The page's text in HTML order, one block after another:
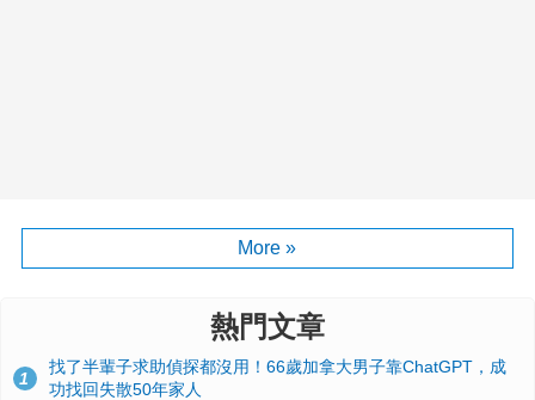
More »
熱門文章
1
找了半輩子求助偵探都沒用！66歲加拿大男子靠ChatGPT，成
功找回失散50年家人